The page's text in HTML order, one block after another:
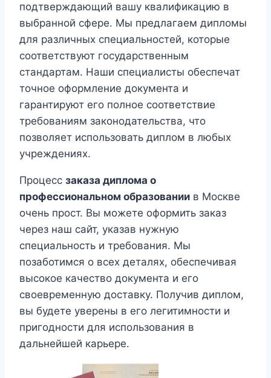
подтверждающий вашу квалификацию в
выбранной сфере. Мы предлагаем дипломы
для различных специальностей, которые
соответствуют государственным
стандартам. Наши специалисты обеспечат
точное оформление документа и
гарантируют его полное соответствие
требованиям законодательства, что
позволяет использовать диплом в любых
учреждениях.
Процесс заказа диплома о
профессиональном образовании в Москве
очень прост. Вы можете оформить заказ
через наш сайт, указав нужную
специальность и требования. Мы
позаботимся о всех деталях, обеспечивая
высокое качество документа и его
своевременную доставку. Получив диплом,
вы будете уверены в его легитимности и
пригодности для использования в
дальнейшей карьере.